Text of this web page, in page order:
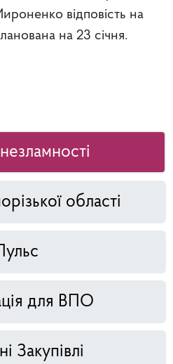
відповість на
на 23 січня.
області
Пульс
для ВПО
Закупівлі